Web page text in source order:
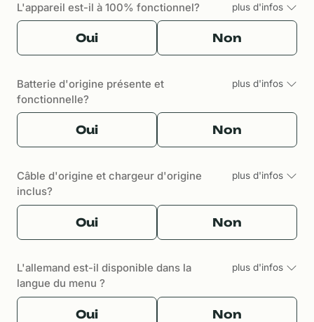
L'appareil est-il à 100% fonctionnel? plus d'infos
Oui Non
Batterie d'origine présente et
fonctionnelle?
plus d'infos
Oui Non
Câble d'origine et chargeur d'origine
inclus?
plus d'infos
Oui Non
L'allemand est-il disponible dans la
langue du menu ?
plus d'infos
Oui Non